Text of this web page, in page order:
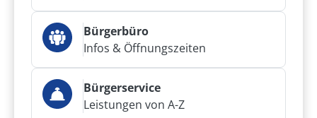
Bürgerbüro
Infos & Öffnungszeiten
Bürgerservice
Leistungen von A-Z